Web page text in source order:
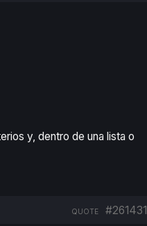
y, dentro de una lista o
#261431
QUOTE